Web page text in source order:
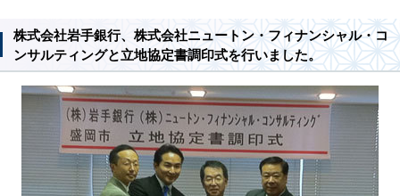
株式会社岩手銀行、株式会社ニュートン・フィナンシャル・コ
ンサルティングと立地協定書調印式を行いました。